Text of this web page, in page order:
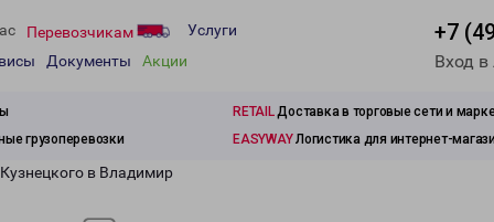
Перевозчикам
Услуги
Документы Акции
+7
Вход
RETAILДоставка в торговые сети и
грузоперевозки EASYWAYЛогистика для интернет-
в Владимир